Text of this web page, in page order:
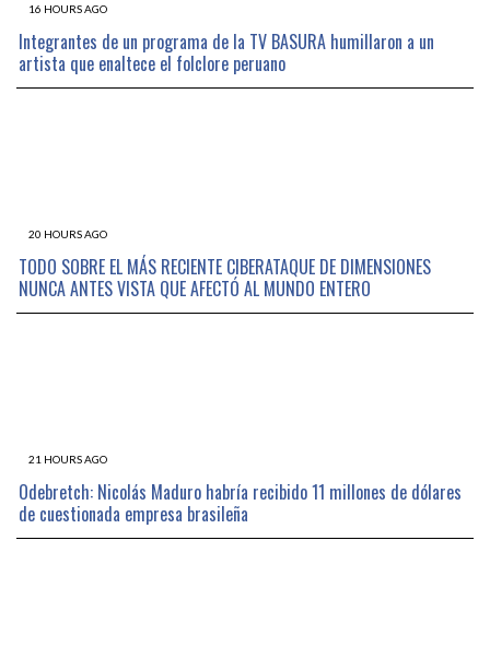
16 HOURS AGO
Integrantes de un programa de la TV BASURA humillaron a un
artista que enaltece el folclore peruano
20 HOURS AGO
TODO SOBRE EL MÁS RECIENTE CIBERATAQUE DE DIMENSIONES
NUNCA ANTES VISTA QUE AFECTÓ AL MUNDO ENTERO
21 HOURS AGO
Odebretch: Nicolás Maduro habría recibido 11 millones de dólares
de cuestionada empresa brasileña